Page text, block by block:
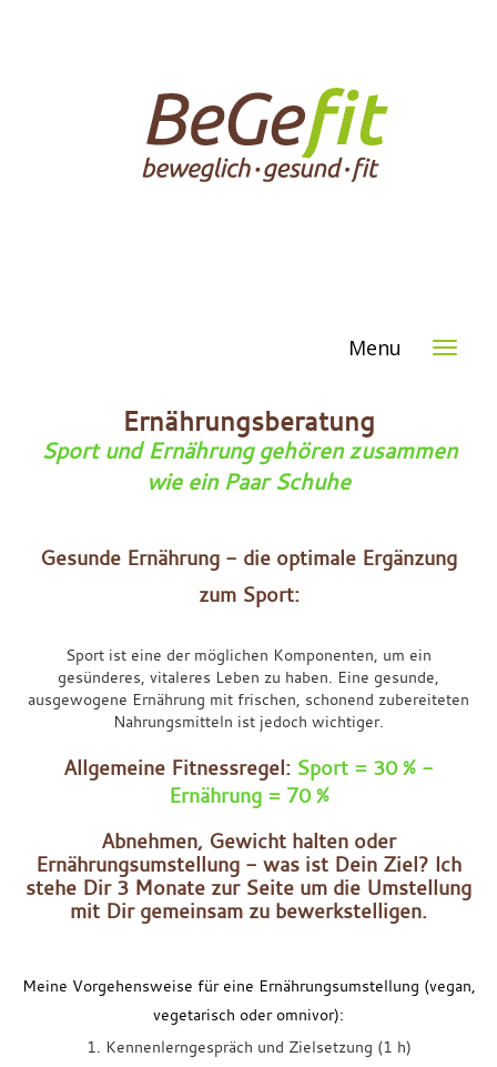
Menu
Ernährungsberatung
Sport und Ernährung gehören zusammen
wie ein Paar Schuhe
Gesunde Ernährung - die optimale Ergänzung
zum Sport:
Sport ist eine der möglichen Komponenten, um ein
gesünderes, vitaleres Leben zu haben. Eine gesunde,
ausgewogene Ernährung mit frischen, schonend zubereiteten
Nahrungsmitteln ist jedoch wichtiger.
Allgemeine Fitnessregel: Sport = 30 % -
Ernährung = 70 %
Abnehmen, Gewicht halten oder
Ernährungsumstellung - was ist Dein Ziel? Ich
stehe Dir 3 Monate zur Seite um die Umstellung
mit Dir gemeinsam zu bewerkstelligen.
Meine Vorgehensweise für eine Ernährungsumstellung (vegan,
vegetarisch oder omnivor):
1. Kennenlerngespräch und Zielsetzung (1 h)